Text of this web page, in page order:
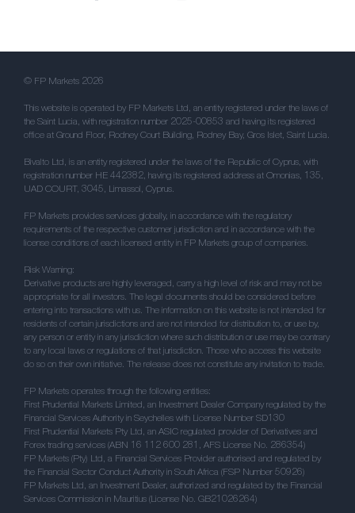
© FP Markets 2026
This website is operated by FP Markets Ltd, an entity registered under the laws of
the Saint Lucia, with registration number 2025-00853 and having its registered
office at Ground Floor, Rodney Court Building, Rodney Bay, Gros Islet, Saint Lucia.
Bivalto Ltd, is an entity registered under the laws of the Republic of Cyprus, with
registration number HE 442382, having its registered address at Omonias, 135,
UAD COURT, 3045, Limassol, Cyprus.
FP Markets provides services globally, in accordance with the regulatory
requirements of the respective customer jurisdiction and in accordance with the
license conditions of each licensed entity in FP Markets group of companies.
Risk Warning:
Derivative products are highly leveraged, carry a high level of risk and may not be
appropriate for all investors. The legal documents should be considered before
entering into transactions with us. The information on this website is not intended for
residents of certain jurisdictions and are not intended for distribution to, or use by,
any person or entity in any jurisdiction where such distribution or use may be contrary
to any local laws or regulations of that jurisdiction. Those who access this website
do so on their own initiative. The release does not constitute any invitation to trade.
FP Markets operates through the following entities:
First Prudential Markets Limited, an Investment Dealer Company regulated by the
Financial Services Authority in Seychelles with License Number SD130
First Prudential Markets Pty Ltd, an ASIC regulated provider of Derivatives and
Forex trading services (ABN 16 112 600 281, AFS License No. 286354)
FP Markets (Pty) Ltd, a Financial Services Provider authorised and regulated by
the Financial Sector Conduct Authority in South Africa (FSP Number 50926)
FP Markets Ltd, an Investment Dealer, authorized and regulated by the Financial
Services Commission in Mauritius (License No. GB21026264)